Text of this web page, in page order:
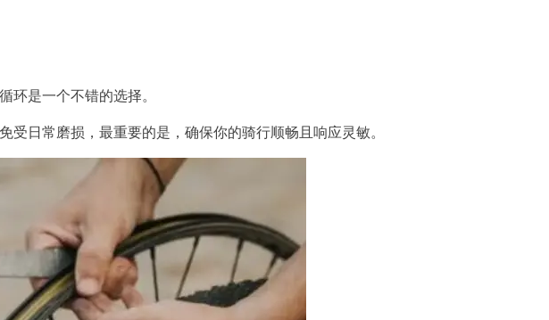
环是一个不错的选择。
日常磨损，最重要的是，确保你的骑行顺畅且响应灵敏。